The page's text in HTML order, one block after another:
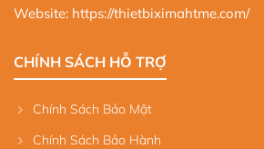
Website: https://thietbiximahtme.com/
CHÍNH SÁCH HỖ TRỢ
Chính Sách Bảo Mật
Chính Sách Bảo Hành